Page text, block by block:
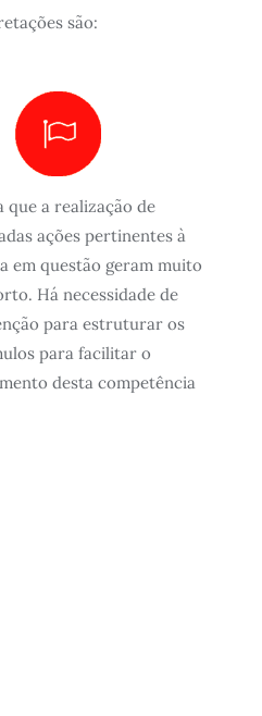
são:
que a realização de
ações pertinentes à
em questão geram muito
Há necessidade de
para estruturar os
para facilitar o
desta competência